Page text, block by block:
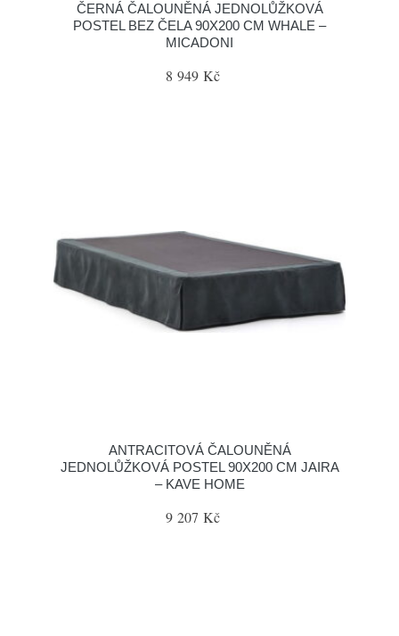
ČERNÁ ČALOUNĚNÁ JEDNOLŮŽKOVÁ
POSTEL BEZ ČELA 90X200 CM WHALE –
MICADONI
8 949 Kč
ANTRACITOVÁ ČALOUNĚNÁ
JEDNOLŮŽKOVÁ POSTEL 90X200 CM JAIRA
– KAVE HOME
9 207 Kč